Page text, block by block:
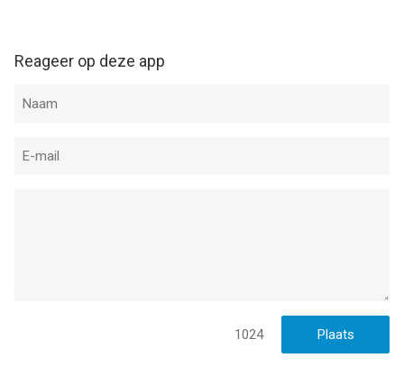
Reageer op deze app
1024